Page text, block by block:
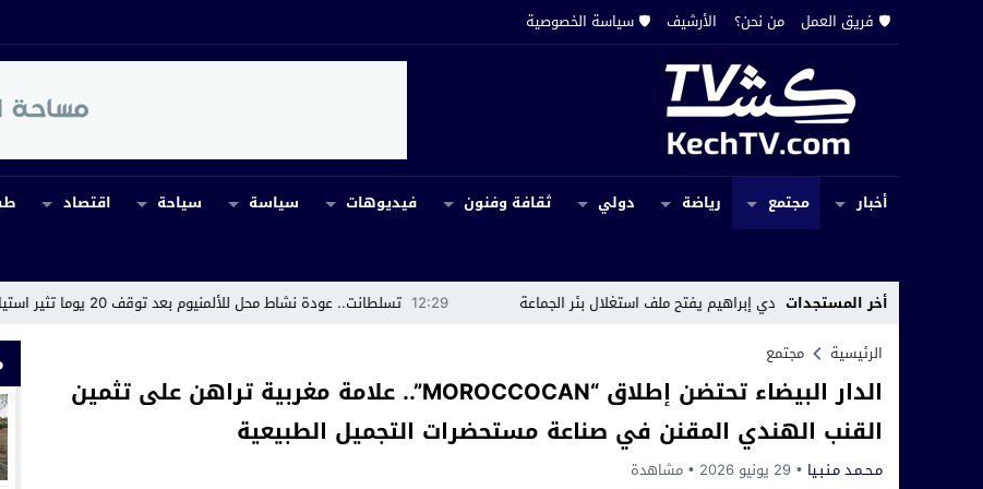
🛡️ فريق العمل من نحن؟ الأرشيف 🛡️ سياسة الخصوصية
أخبار مجتمع رياضة دولي ثقافة وفنون فيديوهات سياسة سياحة اقتصاد
أخر المستجدات 12:29 تسلطانت.. عودة نشاط محل للألمنيوم بعد توقف 20 يوما تثير استياء الساكنة 11:55 من المسؤول
إبراهيم يفتح ملف استغلال بئر الجماعة
الرئيسية
مجتمع
الدار البيضاء تحتضن إطلاق “MOROCCOCAN”.. علامة مغربية تراهن على تثمين
القنب الهندي المقنن في صناعة مستحضرات التجميل الطبيعية
مـحـمـد مـنـبـيا 29 يونيو 2026 مشاهدة